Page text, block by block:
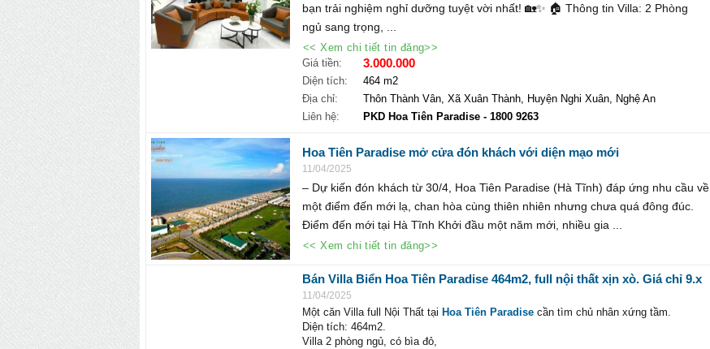
bạn trải nghiệm nghỉ dưỡng tuyệt vời nhất! 🏡✨ 🏠 Thông tin Villa: 2 Phòng
ngủ sang trọng, ...
<< Xem chi tiết tin đăng>>
Giá tiền:
3.000.000
Diện tích:
464 m2
Địa chỉ:
Thôn Thành Vân, Xã Xuân Thành, Huyện Nghi Xuân, Nghệ An
Liên hệ:
PKD Hoa Tiên Paradise - 1800 9263
Hoa Tiên Paradise mở cửa đón khách với diện mạo mới
11/04/2025
– Dự kiến đón khách từ 30/4, Hoa Tiên Paradise (Hà Tĩnh) đáp ứng nhu cầu về
một điểm đến mới lạ, chan hòa cùng thiên nhiên nhưng chưa quá đông đúc.
Điểm đến mới tại Hà Tĩnh Khởi đầu một năm mới, nhiều gia ...
<< Xem chi tiết tin đăng>>
Bán Villa Biển Hoa Tiên Paradise 464m2, full nội thất xịn xò. Giá chỉ 9.x
tỷ, liên hệ ngay
11/04/2025
Một căn Villa full Nội Thất tại Hoa Tiên Paradise cần tìm chủ nhân xứng tầm.
Diện tích: 464m2.
Villa 2 phòng ngủ, có bìa đỏ,